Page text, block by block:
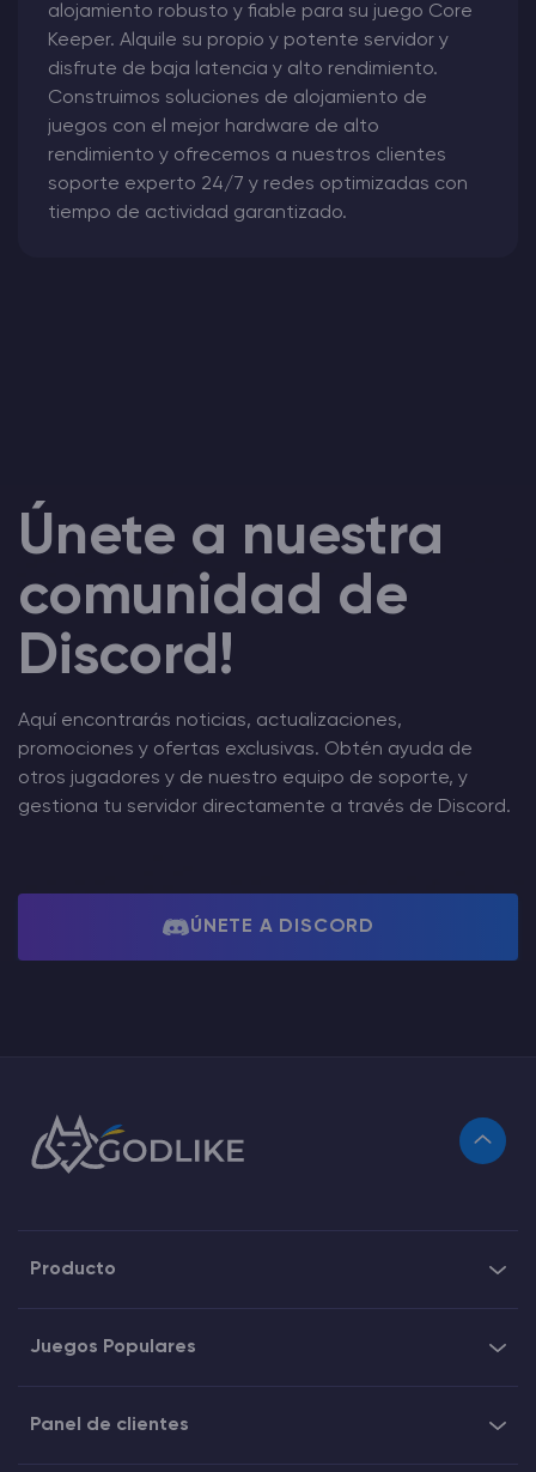
alojamiento robusto y fiable para su juego Core
Keeper. Alquile su propio y potente servidor y
disfrute de baja latencia y alto rendimiento.
Construimos soluciones de alojamiento de
juegos con el mejor hardware de alto
rendimiento y ofrecemos a nuestros clientes
soporte experto 24/7 y redes optimizadas con
tiempo de actividad garantizado.
Únete a nuestra
comunidad de
Discord!
Aquí encontrarás noticias, actualizaciones,
promociones y ofertas exclusivas. Obtén ayuda de
otros jugadores y de nuestro equipo de soporte, y
gestiona tu servidor directamente a través de Discord.
ÚNETE A DISCORD
Producto
Juegos Populares
Panel de clientes